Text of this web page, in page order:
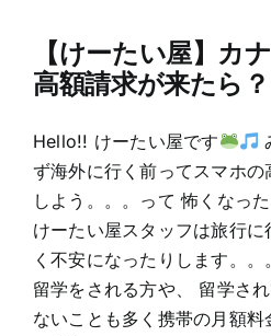
【けーたい屋】カ
高額請求が来たら？
Hello!! けーたい屋です
ず海外に行く前ってスマホの
しよう。。。って 怖くなっ
けーたい屋スタッフは旅行
く不安になったりします。
留学をされる方や、 留学さ
ないことも多く携帯の月額